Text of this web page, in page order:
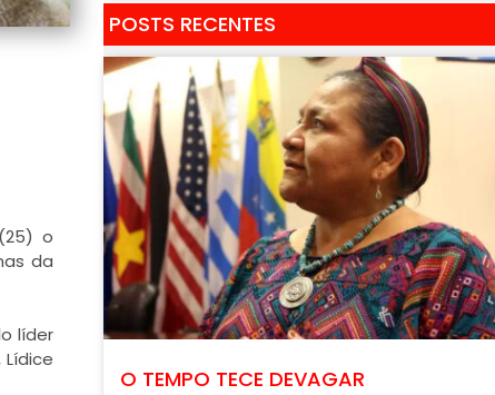
o
da
líder
POSTS RECENTES
O TEMPO TECE DEVAGAR